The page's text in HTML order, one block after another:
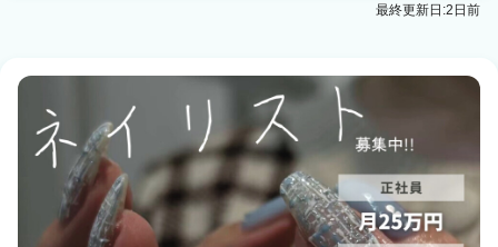
最終更新日:2日前